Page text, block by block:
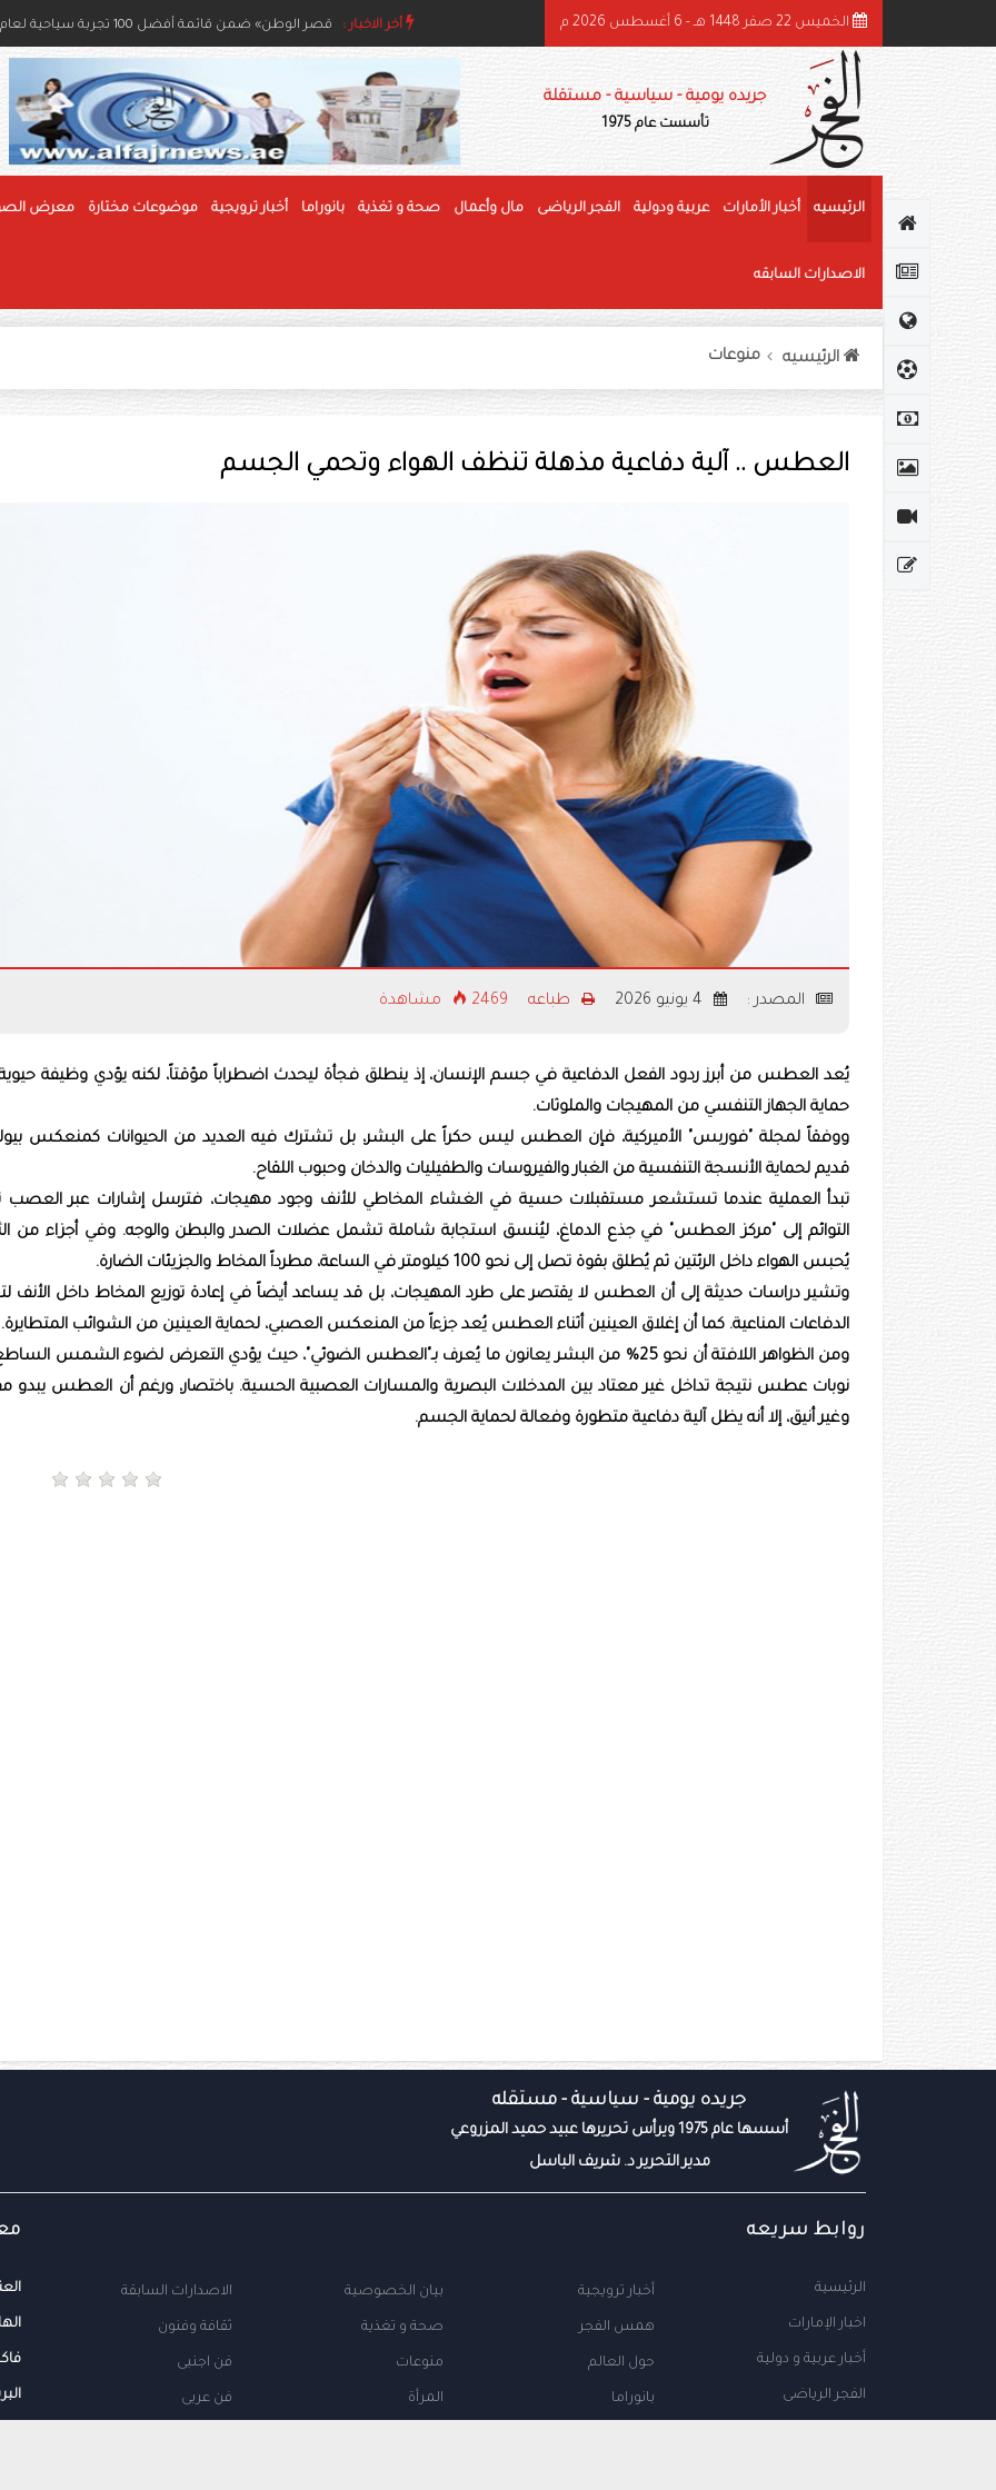
أخر الاخبار :
مسابقات الفاكهة بمهرجان الوثبة للرطب تعزز جودة الوثبة للرطب يتوج الفائزين في «خرايف البيت» والمانجو
الخميس 22 صفر 1448 هـ - 6 أغسطس 2026 م
جريده يومية - سياسية - مستقلة
تأسست عام 1975
الرئيسيه أخبار الأمارات عربية ودولية الفجر الرياضى مال وأعمال صحة و تغذية بانوراما أخبار ترويجية موضوعات مختارة معرض
الاصدارات السابقه
الرئيسيه منوعات
العطس .. آلية دفاعية مذهلة تنظف الهواء وتحمي الجسم
المصدر : طباعه 2469 مشاهدة
يُعد العطس من أبرز ردود الفعل الدفاعية في جسم الإنسان، إذ ينطلق فجأة ليحدث اضطراباً مؤقتاً، لكنه يؤدي وظيفة
حماية الجهاز التنفسي من المهيجات والملوثات.
ووفقاً لمجلة "فوربس" الأميركية، فإن العطس ليس حكراً على البشر، بل تشترك فيه العديد من الحيوانات كمنعكس
قديم لحماية الأنسجة التنفسية من الغبار والفيروسات والطفيليات والدخان وحبوب اللقاح.
تبدأ العملية عندما تستشعر مستقبلات حسية في الغشاء المخاطي للأنف وجود مهيجات، فترسل إشارات عبر العصب
التوائم إلى "مركز العطس" في جذع الدماغ، ليُنسق استجابة شاملة تشمل عضلات الصدر والبطن والوجه. وفي أجزاء من
يُحبس الهواء داخل الرئتين ثم يُطلق بقوة تصل إلى نحو 100 كيلومتر في الساعة، مطرداً المخاط والجزيئات الضارة.
وتشير دراسات حديثة إلى أن العطس لا يقتصر على طرد المهيجات، بل قد يساعد أيضاً في إعادة توزيع المخاط داخل الأنف
الدفاعات المناعية. كما أن إغلاق العينين أثناء العطس يُعد جزءاً من المنعكس العصبي، لحماية العينين من الشوائب المتطايرة.
ومن الظواهر اللافتة أن نحو 25% من البشر يعانون ما يُعرف بـ"العطس الضوئي"، حيث يؤدي التعرض لضوء الشمس
نوبات عطس نتيجة تداخل غير معتاد بين المدخلات البصرية والمسارات العصبية الحسية. باختصار، ورغم أن العطس يبدو
وغير أنيق، إلا أنه يظل آلية دفاعية متطورة وفعالة لحماية الجسم.
جريده يومية - سياسية - مستقله
أسسها عام 1975 ويرأس تحريرها عبيد حميد المزروعي
مدير التحرير د. شريف الباسل
روابط سريعه
الرئيسية
اخبار الإمارات
أخبار عربية و دولية
الفجر الرياضى
أخبار ترويجية
همس الفجر
حول العالم
بانوراما
بيان الخصوصية
صحة و تغذية
منوعات
المرأة
الاصدارات السابقة
ثقافة وفنون
فن اجنبى
فن عربى